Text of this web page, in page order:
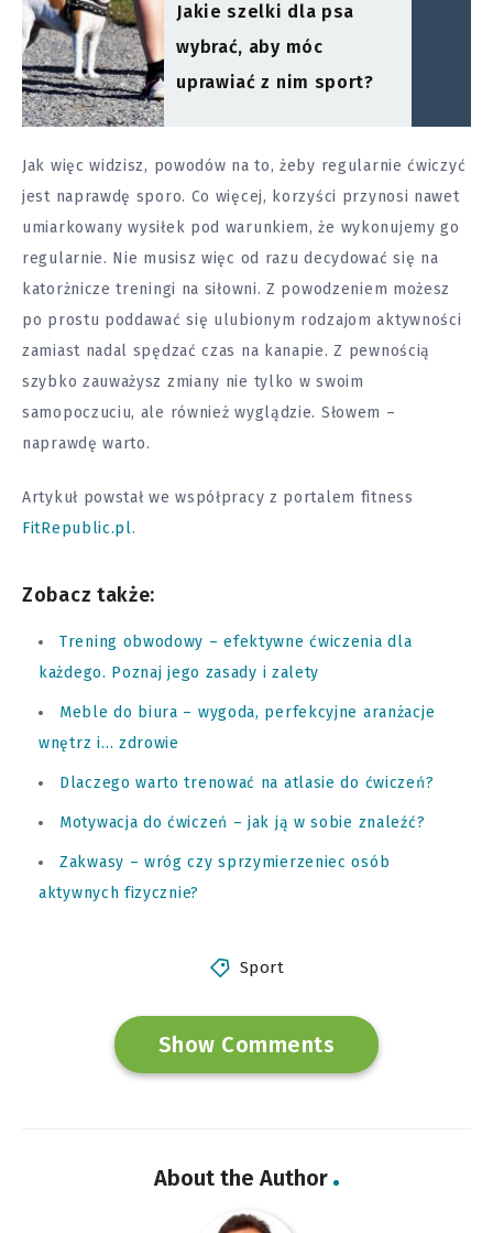
Jakie szelki dla psa
wybrać, aby móc
uprawiać z nim sport?
Jak więc widzisz, powodów na to, żeby regularnie ćwiczyć
jest naprawdę sporo. Co więcej, korzyści przynosi nawet
umiarkowany wysiłek pod warunkiem, że wykonujemy go
regularnie. Nie musisz więc od razu decydować się na
katorżnicze treningi na siłowni. Z powodzeniem możesz
po prostu poddawać się ulubionym rodzajom aktywności
zamiast nadal spędzać czas na kanapie. Z pewnością
szybko zauważysz zmiany nie tylko w swoim
samopoczuciu, ale również wyglądzie. Słowem –
naprawdę warto.
Artykuł powstał we współpracy z portalem fitness
FitRepublic.pl.
Zobacz także:
Trening obwodowy – efektywne ćwiczenia dla
każdego. Poznaj jego zasady i zalety
Meble do biura – wygoda, perfekcyjne aranżacje
wnętrz i… zdrowie
Dlaczego warto trenować na atlasie do ćwiczeń?
Motywacja do ćwiczeń – jak ją w sobie znaleźć?
Zakwasy – wróg czy sprzymierzeniec osób
aktywnych fizycznie?
Sport
Show Comments
About the Author